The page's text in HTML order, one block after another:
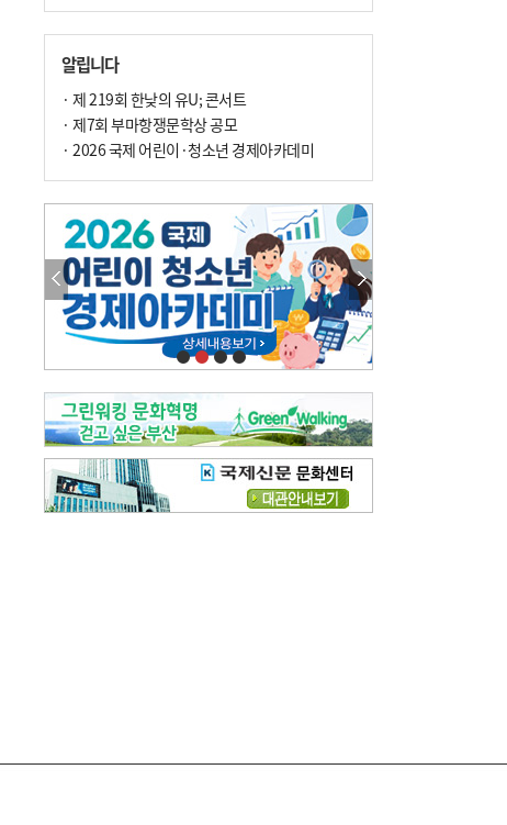
알립니다
· 제 219회 한낮의 유U; 콘서트
· 제7회 부마항쟁문학상 공모
· 2026 국제 어린이·청소년 경제아카데미